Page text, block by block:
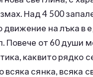
Над 4 500
на лъка
Повече от 60 души
каквито рядко
сянка, всяка